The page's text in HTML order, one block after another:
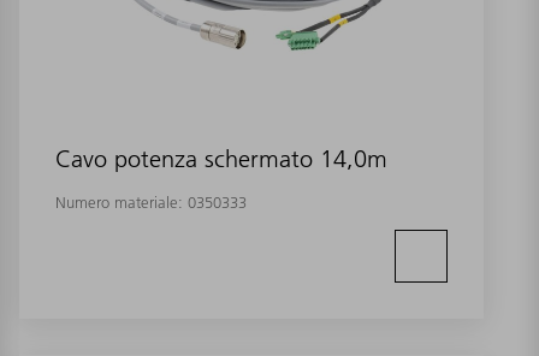
Cavo potenza schermato 14,0m
Numero materiale: 0350333